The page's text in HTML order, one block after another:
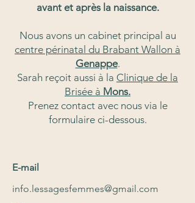
avant et après la naissance.
Nous avons un cabinet principal au
centre périnatal du Brabant Wallon à
Genappe.
Sarah reçoit aussi à la Clinique de la
Brisée à Mons.
Prenez contact avec nous via le
formulaire ci-dessous.
E-mail
info.lessagesfemmes@gmail.com